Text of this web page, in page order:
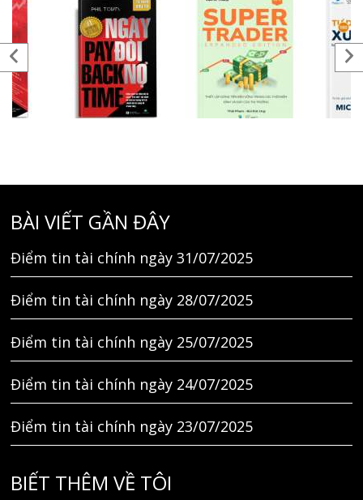
BÀI VIẾT GẦN ĐÂY
Điểm tin tài chính ngày 31/07/2025
Điểm tin tài chính ngày 28/07/2025
Điểm tin tài chính ngày 25/07/2025
Điểm tin tài chính ngày 24/07/2025
Điểm tin tài chính ngày 23/07/2025
BIẾT THÊM VỀ TÔI